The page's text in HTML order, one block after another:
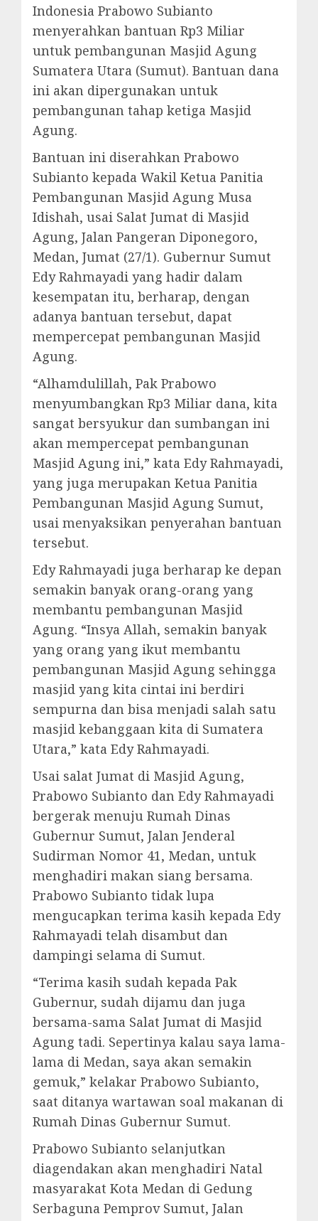
Indonesia Prabowo Subianto
menyerahkan bantuan Rp3 Miliar
untuk pembangunan Masjid Agung
Sumatera Utara (Sumut). Bantuan dana
ini akan dipergunakan untuk
pembangunan tahap ketiga Masjid
Agung.
Bantuan ini diserahkan Prabowo
Subianto kepada Wakil Ketua Panitia
Pembangunan Masjid Agung Musa
Idishah, usai Salat Jumat di Masjid
Agung, Jalan Pangeran Diponegoro,
Medan, Jumat (27/1). Gubernur Sumut
Edy Rahmayadi yang hadir dalam
kesempatan itu, berharap, dengan
adanya bantuan tersebut, dapat
mempercepat pembangunan Masjid
Agung.
“Alhamdulillah, Pak Prabowo
menyumbangkan Rp3 Miliar dana, kita
sangat bersyukur dan sumbangan ini
akan mempercepat pembangunan
Masjid Agung ini,” kata Edy Rahmayadi,
yang juga merupakan Ketua Panitia
Pembangunan Masjid Agung Sumut,
usai menyaksikan penyerahan bantuan
tersebut.
Edy Rahmayadi juga berharap ke depan
semakin banyak orang-orang yang
membantu pembangunan Masjid
Agung. “Insya Allah, semakin banyak
yang orang yang ikut membantu
pembangunan Masjid Agung sehingga
masjid yang kita cintai ini berdiri
sempurna dan bisa menjadi salah satu
masjid kebanggaan kita di Sumatera
Utara,” kata Edy Rahmayadi.
Usai salat Jumat di Masjid Agung,
Prabowo Subianto dan Edy Rahmayadi
bergerak menuju Rumah Dinas
Gubernur Sumut, Jalan Jenderal
Sudirman Nomor 41, Medan, untuk
menghadiri makan siang bersama.
Prabowo Subianto tidak lupa
mengucapkan terima kasih kepada Edy
Rahmayadi telah disambut dan
dampingi selama di Sumut.
“Terima kasih sudah kepada Pak
Gubernur, sudah dijamu dan juga
bersama-sama Salat Jumat di Masjid
Agung tadi. Sepertinya kalau saya lama-
lama di Medan, saya akan semakin
gemuk,” kelakar Prabowo Subianto,
saat ditanya wartawan soal makanan di
Rumah Dinas Gubernur Sumut.
Prabowo Subianto selanjutkan
diagendakan akan menghadiri Natal
masyarakat Kota Medan di Gedung
Serbaguna Pemprov Sumut, Jalan